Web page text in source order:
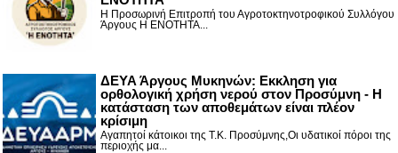
Η Προσωρινή Επιτροπή του Αγροτοκτηνοτροφικού Συλλόγου
Άργους Η ΕΝΟΤΗΤΑ...
ΔΕΥΑ Άργους Μυκηνών: Εκκληση για
ορθολογική χρήση νερού στον Προσύμνη - Η
κατάσταση των αποθεμάτων είναι πλέον
κρίσιμη
Αγαπητοί κάτοικοι της Τ.Κ. Προσύμνης,Οι υδατικοί πόροι της
περιοχής μα...